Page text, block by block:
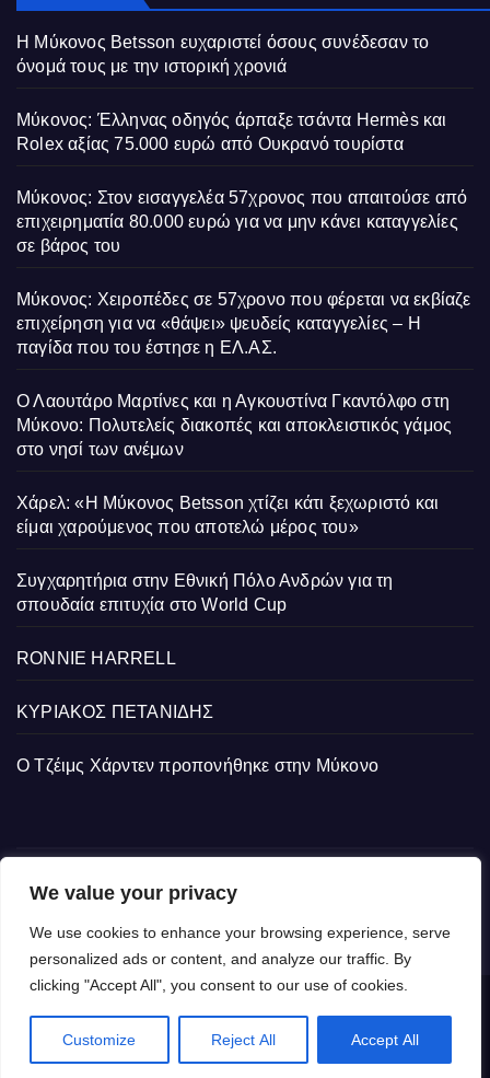
We value your privacy
We use cookies to enhance your browsing experience, serve
personalized ads or content, and analyze our traffic. By
clicking "Accept All", you consent to our use of cookies.
Customize Reject All Accept All
Η Μύκονος Betsson ευχαριστεί όσους συνέδεσαν το
όνομά τους με την ιστορική χρονιά
Μύκονος: Έλληνας οδηγός άρπαξε τσάντα Hermès και
Rolex αξίας 75.000 ευρώ από Ουκρανό τουρίστα
Μύκονος: Στον εισαγγελέα 57χρονος που απαιτούσε από
επιχειρηματία 80.000 ευρώ για να μην κάνει καταγγελίες
σε βάρος του
Μύκονος: Χειροπέδες σε 57χρονο που φέρεται να εκβίαζε
επιχείρηση για να «θάψει» ψευδείς καταγγελίες – Η
παγίδα που του έστησε η ΕΛ.ΑΣ.
Ο Λαουτάρο Μαρτίνες και η Αγκουστίνα Γκαντόλφο στη
Μύκονο: Πολυτελείς διακοπές και αποκλειστικός γάμος
στο νησί των ανέμων
Χάρελ: «Η Μύκονος Betsson χτίζει κάτι ξεχωριστό και
είμαι χαρούμενος που αποτελώ μέρος του»
Συγχαρητήρια στην Εθνική Πόλο Ανδρών για τη
σπουδαία επιτυχία στο World Cup
RONNIE HARRELL
ΚΥΡΙΑΚΟΣ ΠΕΤΑΝΙΔΗΣ
Ο Τζέιμς Χάρντεν προπονήθηκε στην Μύκονο
Δημιουργήθηκε από το digital2000 με την Υποστήριξη του WordPress
Θέμα: Newsup απόThemeansar